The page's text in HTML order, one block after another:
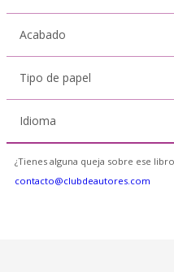
Acabado
Tipo de papel
Idioma
¿Tienes alguna queja sobre ese
contacto@clubdeautores.com